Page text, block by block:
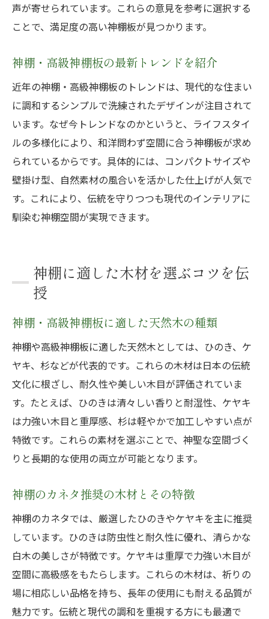
声が寄せられています。これらの意見を参考に選択する
ことで、満足度の高い神棚板が見つかります。
神棚・高級神棚板の最新トレンドを紹介
近年の神棚・高級神棚板のトレンドは、現代的な住まい
に調和するシンプルで洗練されたデザインが注目されて
います。なぜ今トレンドなのかというと、ライフスタイ
ルの多様化により、和洋問わず空間に合う神棚板が求め
られているからです。具体的には、コンパクトサイズや
壁掛け型、自然素材の風合いを活かした仕上げが人気で
す。これにより、伝統を守りつつも現代のインテリアに
馴染む神棚空間が実現できます。
神棚に適した木材を選ぶコツを伝
授
神棚・高級神棚板に適した天然木の種類
神棚や高級神棚板に適した天然木としては、ひのき、ケ
ヤキ、杉などが代表的です。これらの木材は日本の伝統
文化に根ざし、耐久性や美しい木目が評価されていま
す。たとえば、ひのきは清々しい香りと耐湿性、ケヤキ
は力強い木目と重厚感、杉は軽やかで加工しやすい点が
特徴です。これらの素材を選ぶことで、神聖な空間づく
りと長期的な使用の両立が可能となります。
神棚のカネタ推奨の木材とその特徴
神棚のカネタでは、厳選したひのきやケヤキを主に推奨
しています。ひのきは防虫性と耐久性に優れ、清らかな
白木の美しさが特徴です。ケヤキは重厚で力強い木目が
空間に高級感をもたらします。これらの木材は、祈りの
場に相応しい品格を持ち、長年の使用にも耐える品質が
魅力です。伝統と現代の調和を重視する方にも最適で